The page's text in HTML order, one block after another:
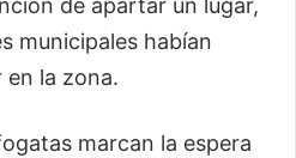
de apartar un lugar,
municipales habían
la zona.
marcan la espera